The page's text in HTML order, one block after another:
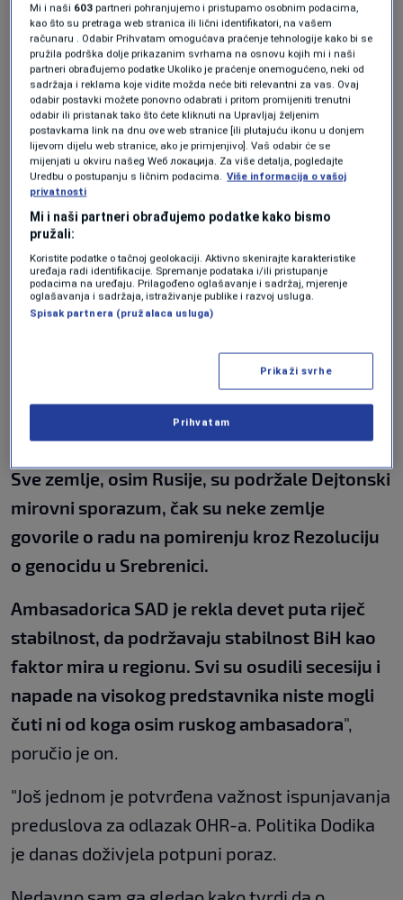
ukinut OHR, ALTHEA. To je sve doživjelo krah
na današnjoj sjednici.
Oni iz Banjaluke koji su se nadali uspjehu
Dodika su danas doživjeli potop", kazao je
Lagumdžija.
O porukama ambasadorice SAD-a, Lagumdžija
ističe:
SAD nisu imale drugačiji stav nego prije šest
mjeseci kada su iskazali podršku
suverenitetu, integritetu i vladavini prava. Čak
je rečeno da su Dodiku skinute sankcije zbog
poštovanja vladavine prava i institucija. Od
njega se očekuje da dalje isporuči vraćanje u
ustavni poredak BiH.
Sve zemlje, osim Rusije, su podržale Dejtonski
mirovni sporazum, čak su neke zemlje
govorile o radu na pomirenju kroz Rezoluciju
o genocidu u Srebrenici.
Ambasadorica SAD je rekla devet puta riječ
stabilnost, da podržavaju stabilnost BiH kao
faktor mira u regionu. Svi su osudili secesiju i
napade na visokog predstavnika niste mogli
čuti ni od koga osim ruskog ambasadora",
poručio je on.
"Još jednom je potvrđena važnost ispunjavanja
preduslova za odlazak OHR-a. Politika Dodika
je danas doživjela potpuni poraz.
Mi i naši 603 partneri pohranjujemo i pristupamo osobnim podacima,
kao što su pretraga web stranica ili lični identifikatori, na vašem
računaru . Odabir Prihvatam omogućava praćenje tehnologije kako bi se
pružila podrška dolje prikazanim svrhama na osnovu kojih mi i naši
partneri obrađujemo podatke Ukoliko je praćenje onemogućeno, neki od
sadržaja i reklama koje vidite možda neće biti relevantni za vas. Ovaj
odabir postavki možete ponovno odabrati i pritom promijeniti trenutni
odabir ili pristanak tako što ćete kliknuti na Upravljaj željenim
postavkama link na dnu ove web stranice [ili plutajuću ikonu u donjem
lijevom dijelu web stranice, ako je primjenjivo]. Vaš odabir će se
mijenjati u okviru našeg Wеб локација. Za više detalja, pogledajte
Uredbu o postupanju s ličnim podacima. Više informacija o vašoj
privatnosti
Mi i naši partneri obrađujemo podatke kako bismo
pružali:
Koristite podatke o tačnoj geolokaciji. Aktivno skenirajte karakteristike
uređaja radi identifikacije. Spremanje podataka i/ili pristupanje
podacima na uređaju. Prilagođeno oglašavanje i sadržaj, mjerenje
oglašavanja i sadržaja, istraživanje publike i razvoj usluga.
Spisak partnera (pružalaca usluga)
Prikaži svrhe
Prihvatam